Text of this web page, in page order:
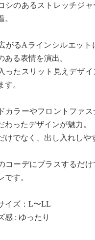
シのあるストレッチジ
。
がるAラインシルエッ
ある表情を演出。
ったスリット見えデザ
す。
カラーやフロントファ
わったデザインが魅力。
けでなく、出し入れしや
コーデにプラスするだ
です。
イズ：L〜LL
感 : ゆったり